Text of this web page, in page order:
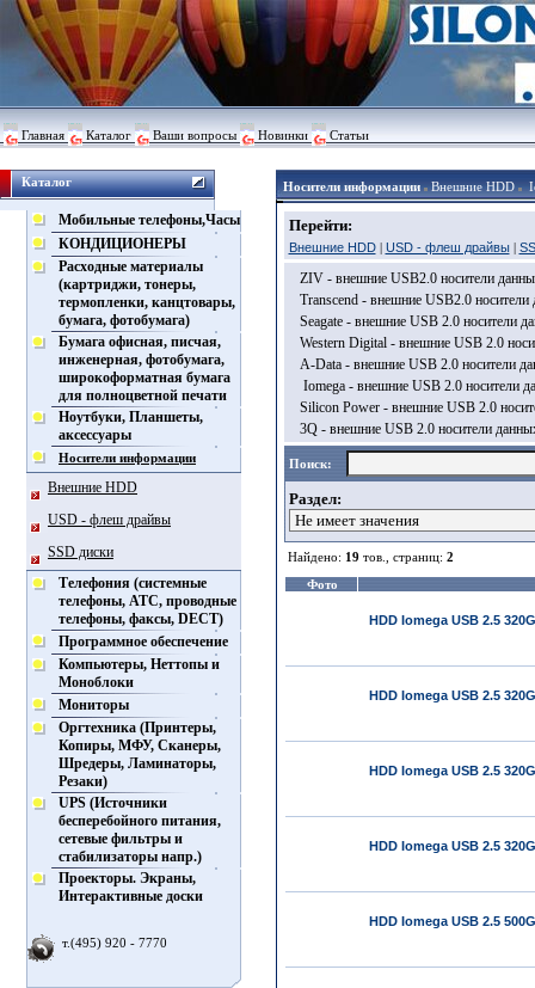
Главная Каталог Ваши вопросы Новинки Статьи
Каталог
Мобильные телефоны,Часы
КОНДИЦИОНЕРЫ
Расходные материалы
(картриджи, тонеры,
термопленки, канцтовары,
бумага, фотобумага)
Бумага офисная, писчая,
инженерная, фотобумага,
широкоформатная бумага
для полноцветной печати
Ноутбуки, Планшеты,
аксессуары
Носители информации
Внешние HDD
USD - флеш драйвы
SSD диски
Телефония (системные
телефоны, АТС, проводные
телефоны, факсы, DECT)
Программное обеспечение
Компьютеры, Неттопы и
Моноблоки
Мониторы
Оргтехника (Принтеры,
Копиры, МФУ, Сканеры,
Шредеры, Ламинаторы,
Резаки)
UPS (Источники
бесперебойного питания,
сетевые фильтры и
стабилизаторы напр.)
Проекторы. Экраны,
Интерактивные доски
т.(495) 920 - 7770
Носители информации Внешние HDD
Перейти:
Внешние HDD| USD - флеш драйвы|
ZIV - внешние USB2.0 носители
Transcend - внешние USB2.0 носители
Seagate - внешние USB 2.0 носители
Western Digital - внешние USB 2.0
A-Data - внешние USB 2.0 носители
Iomega - внешние USB 2.0 носители
Silicon Power - внешние USB 2.0
3Q - внешние USB 2.0 носители
Поиск:
Раздел:
Найдено: 19 тов., страниц: 2
Фото
HDD Iomega USB 2.5
HDD Iomega USB 2.5
HDD Iomega USB 2.5
HDD Iomega USB 2.5
HDD Iomega USB 2.5